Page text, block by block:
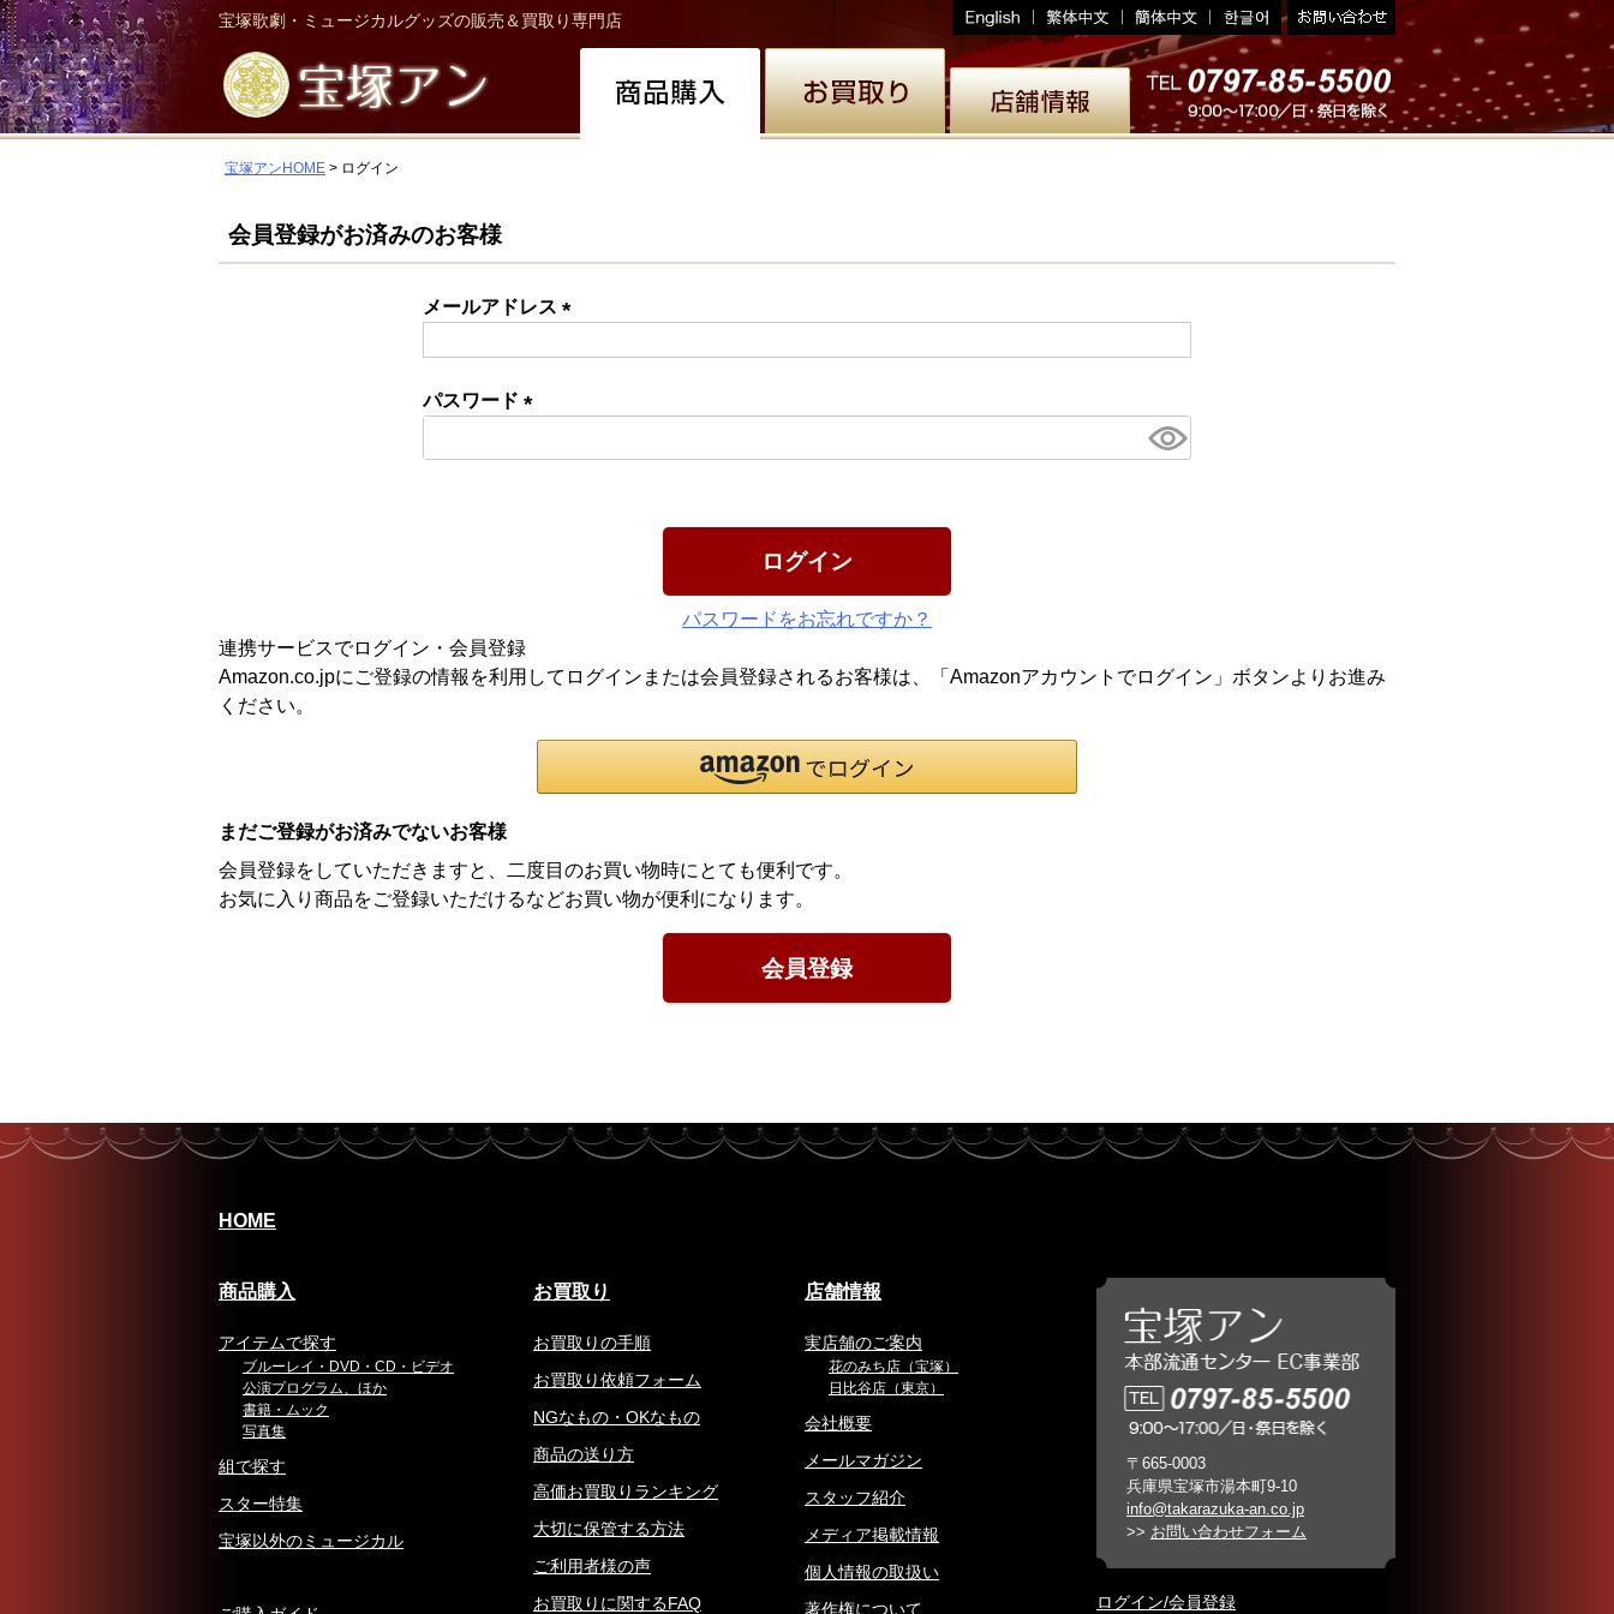
宝塚歌劇・ミュージカルグッズの販売＆買取り専門店
宝塚アンHOME ログイン
会員登録がお済みのお客様
メールアドレス
パスワード
須)
ログイン
パスワードをお忘れですか？
連携サービスでログイン・会員登録
Amazon.co.jpにご登録の情報を利用してログインまたは会員登録されるお客様は、「Amazonアカウントでログイン」ボタンよりお進み
ください。
まだご登録がお済みでないお客様
会員登録をしていただきますと、二度目のお買い物時にとても便利です。
お気に入り商品をご登録いただけるなどお買い物が便利になります。
会員登録
HOME
商品購入
アイテムで探す
ブルーレイ・DVD・CD・ビデオ
公演プログラム、ほか
書籍・ムック
写真集
組で探す
スター特集
宝塚以外のミュージカル
お買取り
お買取りの手順
お買取り依頼フォーム
NGなもの・OKなもの
商品の送り方
高価お買取りランキング
大切に保管する方法
ご利用者様の声
お買取りに関するFAQ
店舗情報
実店舗のご案内
花のみち店（宝塚）
日比谷店（東京）
会社概要
メールマガジン
スタッフ紹介
メディア掲載情報
個人情報の取扱い
著作権について
〒665-0003
兵庫県宝塚市湯本町9-10
info@takarazuka-an.co.jp
>> お問い合わせフォーム
ログイン/会員登録